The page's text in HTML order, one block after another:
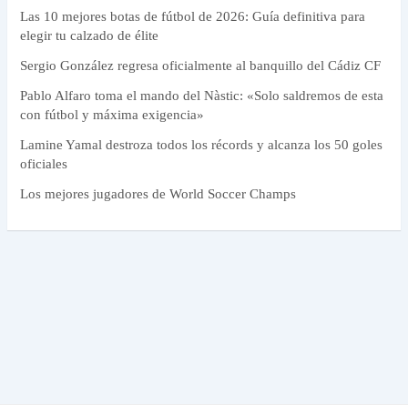
Las 10 mejores botas de fútbol de 2026: Guía definitiva para
elegir tu calzado de élite
Sergio González regresa oficialmente al banquillo del Cádiz CF
Pablo Alfaro toma el mando del Nàstic: «Solo saldremos de esta
con fútbol y máxima exigencia»
Lamine Yamal destroza todos los récords y alcanza los 50 goles
oficiales
Los mejores jugadores de World Soccer Champs